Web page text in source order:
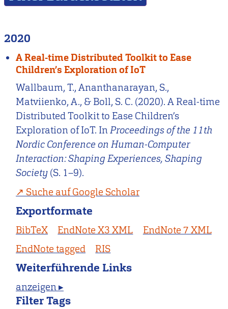
2020
A Real-time Distributed Toolkit to Ease
Children’s Exploration of IoT
Wallbaum, T., Ananthanarayan, S.,
Matviienko, A., & Boll, S. C. (2020). A Real-time
Distributed Toolkit to Ease Children’s
Exploration of IoT. InProceedings of the 11th
Nordic Conference on Human-Computer
Interaction: Shaping Experiences, Shaping
Society (S. 1–9).
Suche auf Google Scholar
Exportformate
BibTeX EndNote X3 XML
EndNote 7 XML
EndNote tagged
RIS
Weiterführende Links
anzeigen ▸
Filter Tags